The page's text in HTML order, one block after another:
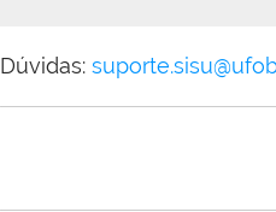
Dúvidas: